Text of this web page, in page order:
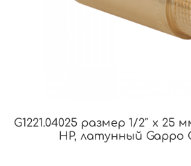
G1221.04025 размер 1/2″ х
НР, латунный Gappo